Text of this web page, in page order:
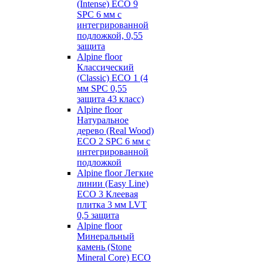
(Intense) ECO 9
SPC 6 мм с
интегрированной
подложкой, 0,55
защита
Alpine floor
Классический
(Classic) ECO 1 (4
мм SPC 0,55
защита 43 класс)
Alpine floor
Натуральное
дерево (Real Wood)
ECO 2 SPC 6 мм с
интегрированной
подложкой
Alpine floor Легкие
линии (Easy Line)
ECO 3 Клеевая
плитка 3 мм LVT
0,5 защита
Alpine floor
Минеральный
камень (Stone
Mineral Core) ECO